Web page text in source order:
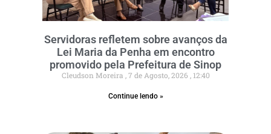
Servidoras refletem sobre avanços da
Lei Maria da Penha em encontro
promovido pela Prefeitura de Sinop
Cleudson Moreira 7 de Agosto, 2026 12:40
Continue lendo »